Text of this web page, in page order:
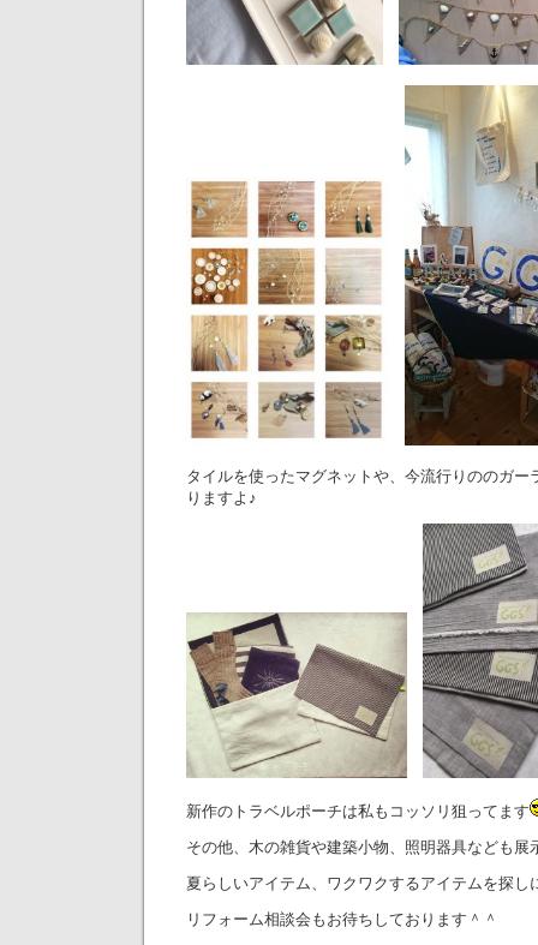
タイルを使ったマグネットや、今流行りののガー
りますよ♪
新作のトラベルポーチは私もコッソリ狙ってます
その他、木の雑貨や建築小物、照明器具なども展
夏らしいアイテム、ワクワクするアイテムを探し
リフォーム相談会もお待ちしております＾＾